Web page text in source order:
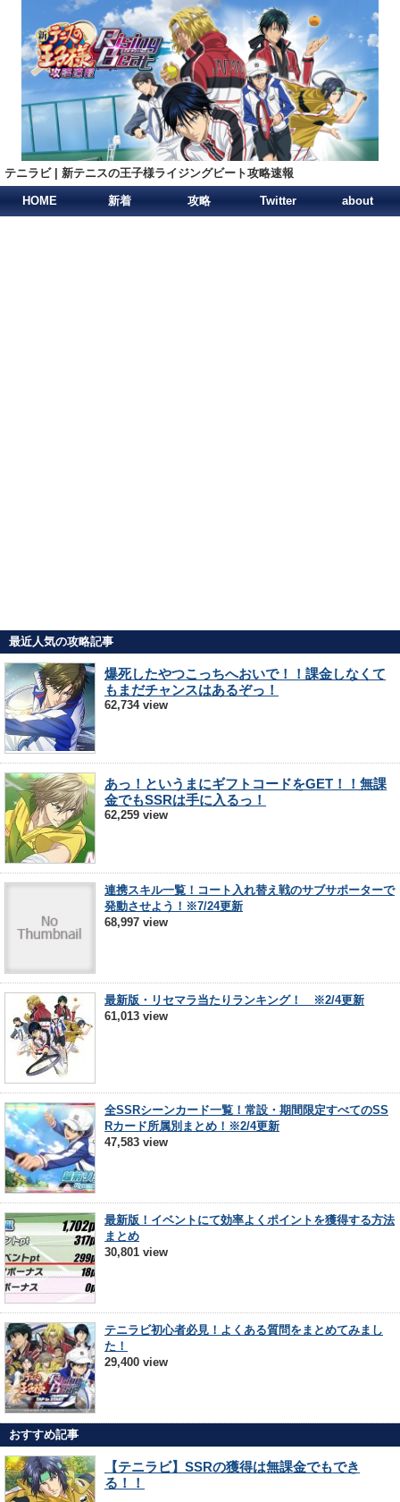
テニラビ | 新テニスの王子様ライジングビート攻略速報
HOME 新着 攻略 Twitter about
最近人気の攻略記事
爆死したやつこっちへおいで！！課金しなくて
もまだチャンスはあるぞっ！
62,734 view
あっ！というまにギフトコードをGET！！無課
金でもSSRは手に入るっ！
62,259 view
連携スキル一覧！コート入れ替え戦のサブサポーターで
発動させよう！※7/24更新
68,997 view
最新版・リセマラ当たりランキング！ ※2/4更新
61,013 view
全SSRシーンカード一覧！常設・期間限定すべてのSS
Rカード所属別まとめ！※2/4更新
47,583 view
最新版！イベントにて効率よくポイントを獲得する方法
まとめ
30,801 view
テニラビ初心者必見！よくある質問をまとめてみまし
た！
29,400 view
おすすめ記事
【テニラビ】SSRの獲得は無課金でもでき
る！！